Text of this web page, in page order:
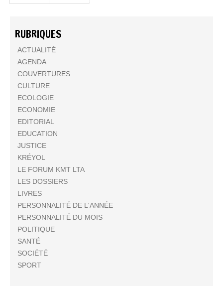
RUBRIQUES
ACTUALITÉ
AGENDA
COUVERTURES
CULTURE
ECOLOGIE
ECONOMIE
EDITORIAL
EDUCATION
JUSTICE
KRÉYOL
LE FORUM KMT LTA
LES DOSSIERS
LIVRES
PERSONNALITÉ DE L'ANNÉE
PERSONNALITÉ DU MOIS
POLITIQUE
SANTÉ
SOCIÉTÉ
SPORT